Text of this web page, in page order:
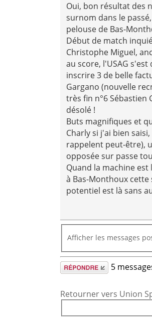
Oui, bon résultat des
surnom dans le
pelouse de Bas-
Début de match
Christophe Miguel,
au score, l'USAG
inscrire 3 de belle
Gargano (nouvelle
très fin n°6 Sébastien
désolé !
Buts magnifiques et
Charly si j'ai bien
rappelent peut-être),
opposée sur passe
Quand la machine
à Bas-Monthoux
potentiel est là sans
Afficher les messages
Répondre 5
Retourner vers Union